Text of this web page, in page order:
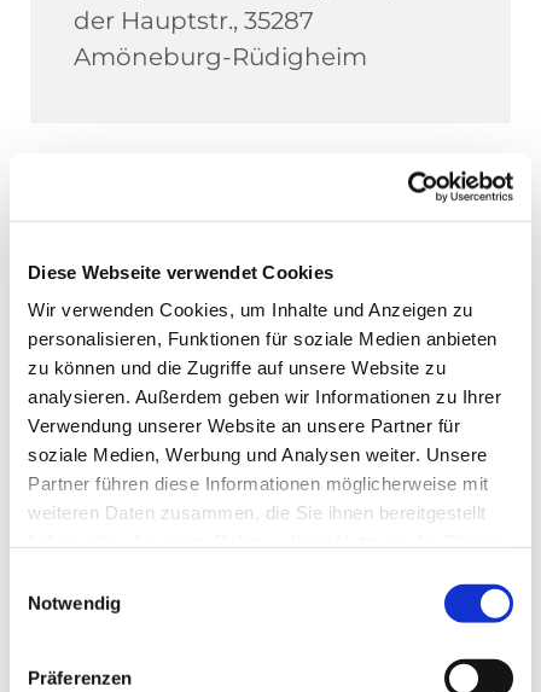
Diese Webseite verwendet Cookies
Wir verwenden Cookies, um Inhalte und Anzeigen zu
personalisieren, Funktionen für soziale Medien anbieten
zu können und die Zugriffe auf unsere Website zu
analysieren. Außerdem geben wir Informationen zu Ihrer
Verwendung unserer Website an unsere Partner für
soziale Medien, Werbung und Analysen weiter. Unsere
Partner führen diese Informationen möglicherweise mit
weiteren Daten zusammen, die Sie ihnen bereitgestellt
Notwendig
Präferenzen
der Hauptstr., 35287
Amöneburg-Rüdigheim
Dies könnte Sie auch